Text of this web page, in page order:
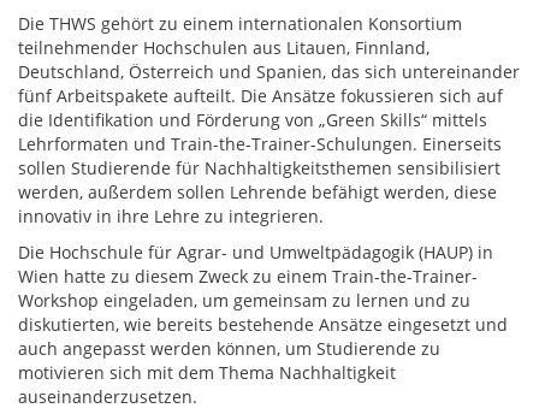
Die THWS gehört zu einem internationalen Konsortium
teilnehmender Hochschulen aus Litauen, Finnland,
Deutschland, Österreich und Spanien, das sich untereinander
fünf Arbeitspakete aufteilt. Die Ansätze fokussieren sich auf
die Identifikation und Förderung von „Green Skills“ mittels
Lehrformaten und Train-the-Trainer-Schulungen. Einerseits
sollen Studierende für Nachhaltigkeitsthemen sensibilisiert
werden, außerdem sollen Lehrende befähigt werden, diese
innovativ in ihre Lehre zu integrieren.
Die Hochschule für Agrar- und Umweltpädagogik (HAUP) in
Wien hatte zu diesem Zweck zu einem Train-the-Trainer-
Workshop eingeladen, um gemeinsam zu lernen und zu
diskutierten, wie bereits bestehende Ansätze eingesetzt und
auch angepasst werden können, um Studierende zu
motivieren sich mit dem Thema Nachhaltigkeit
auseinanderzusetzen.